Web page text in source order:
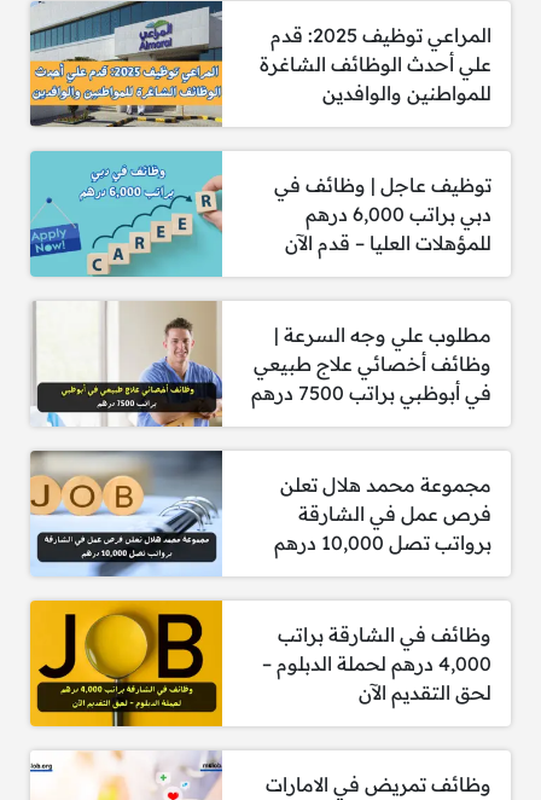
المراعي توظيف 2025: قدم
علي أحدث الوظائف الشاغرة
للمواطنين والوافدين
توظيف عاجل | وظائف في
دبي براتب 6,000 درهم
للمؤهلات العليا – قدم الآن
مطلوب علي وجه السرعة |
وظائف أخصائي علاج طبيعي
في أبوظبي براتب 7500 درهم
مجموعة محمد هلال تعلن
فرص عمل في الشارقة
برواتب تصل 10,000 درهم
وظائف في الشارقة براتب
4,000 درهم لحملة الدبلوم –
لحق التقديم الآن
وظائف تمريض في الامارات